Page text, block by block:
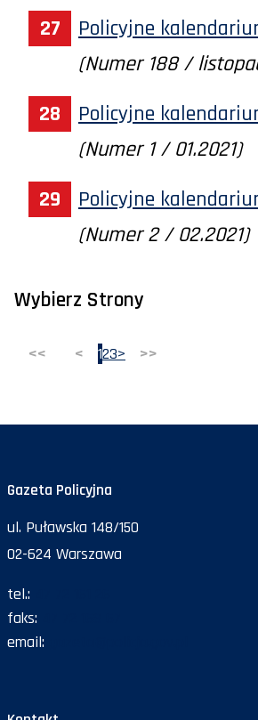
Policyjne
(Numer 188 /
Policyjne
(Numer 1 / 01.2021)
Policyjne
(Numer 2 / 02.2021)
Wybierz Strony
<< < 123> >>
Gazeta Policyjna
ul. Puławska 148/150
02-624 Warszawa
tel.:
faks:
email: